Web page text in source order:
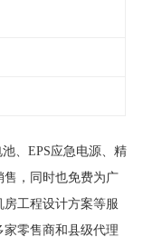
、EPS应急电源、精
，同时也免费为广
工程设计方案等服
零售商和县级代理